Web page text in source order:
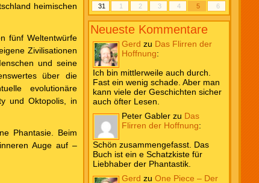
heimischen
fünf Weltentwürfe
Zivilisationen
und seine
über die
evolutionäre
und Oktopolis, in
Phantasie. Beim
Auge auf –
31
1 2 3 4 5 6
Neueste Kommentare
Gerd zu Das Flirren der
Hoffnung:
Ich bin mittlerweile auch durch.
Fast ein wenig schade. Aber man
kann viele der Geschichten sicher
auch öfter Lesen.
Peter Gabler zu Das
Flirren der Hoffnung:
Schön zusammengefasst. Das
Buch ist ein e Schatzkiste für
Liebhaber der Phantastik.
Gerd zuOne Piece – Der